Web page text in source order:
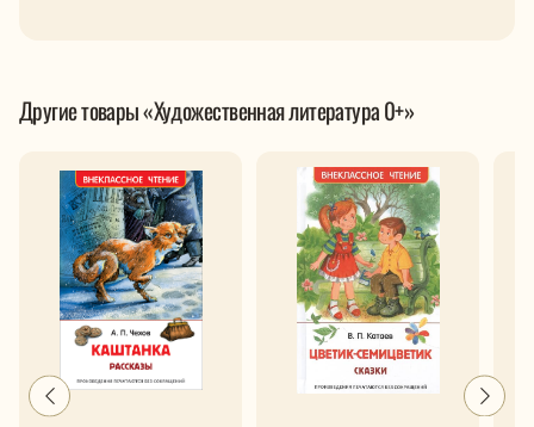
Другие товары «Художественная литература 0+»